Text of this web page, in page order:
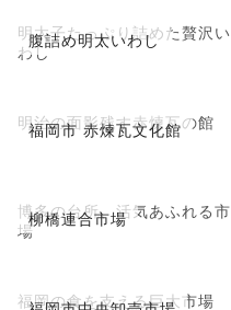
腹詰め明太いわし
明太子たっぷり詰めた贅沢い
わし
福岡市 赤煉瓦文化館
明治の面影残す赤煉瓦の館
柳橋連合市場
博多の台所、活気あふれる市
場
福岡の食を支える巨大市場